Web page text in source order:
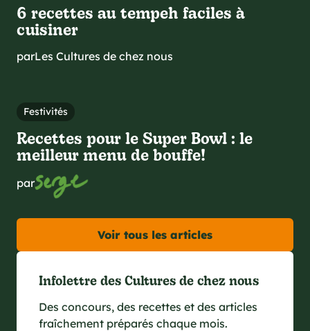
6 recettes au tempeh faciles à
cuisiner
parLes Cultures de chez nous
Festivités
Recettes pour le Super Bowl : le
meilleur menu de bouffe!
par
Voir tous les articles
Infolettre des Cultures de chez nous
Des concours, des recettes et des articles
fraîchement préparés chaque mois.